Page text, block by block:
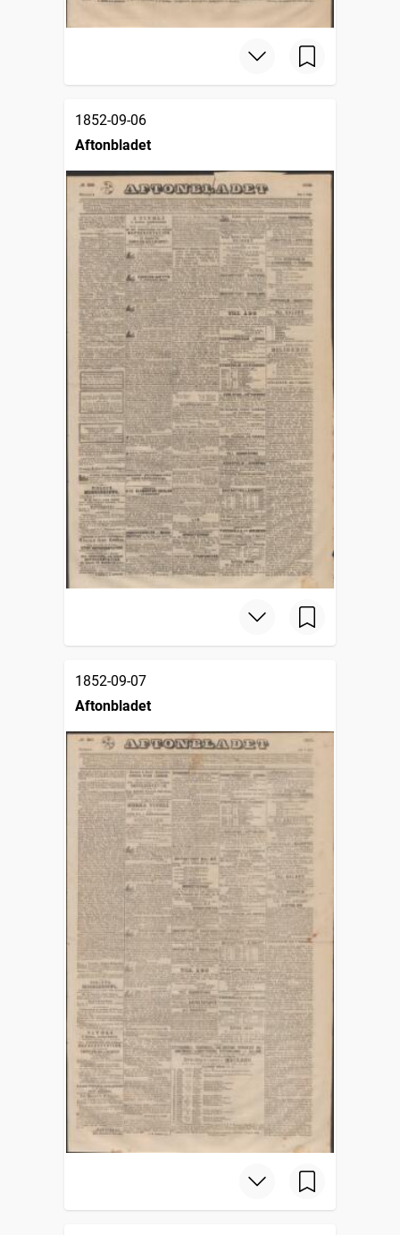
1852-09-06
Aftonbladet
1852-09-07
Aftonbladet